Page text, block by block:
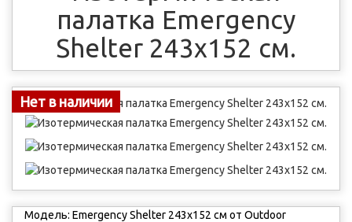
палатка Emergency
Shelter 243х152 см.
Нет в наличии
Модель: Emergency Shelter 243х152 см от Outdoor